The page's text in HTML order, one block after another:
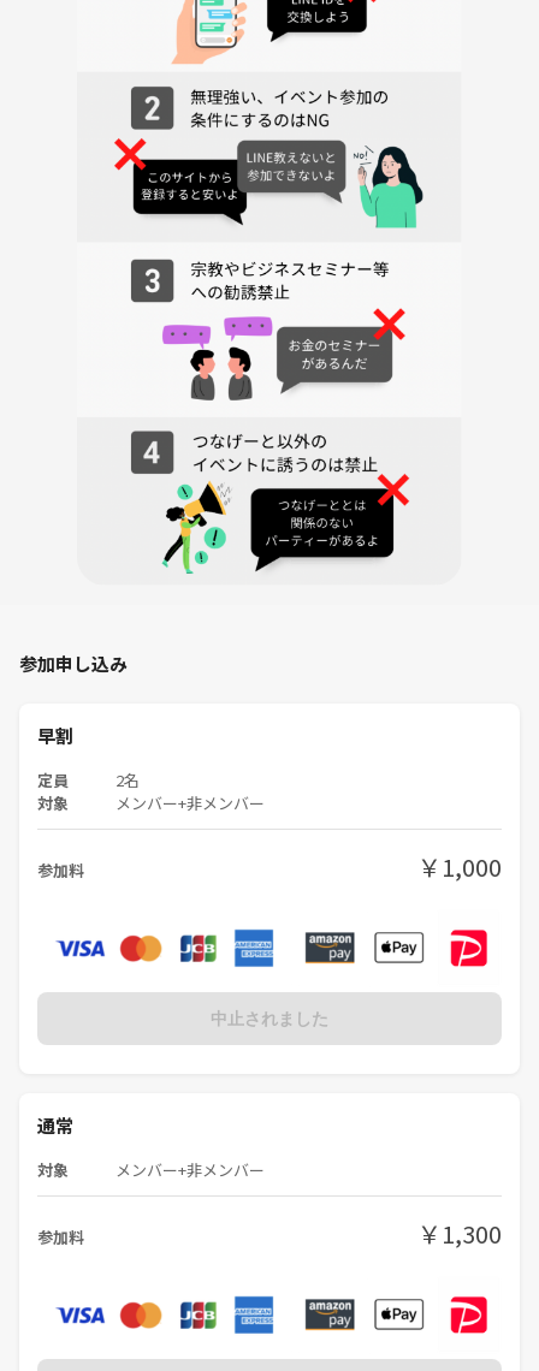
参加申し込み
早割
定員 2名
対象 メンバー+非メンバー
参加料 ￥1,000
中止されました
通常
対象 メンバー+非メンバー
参加料 ￥1,300